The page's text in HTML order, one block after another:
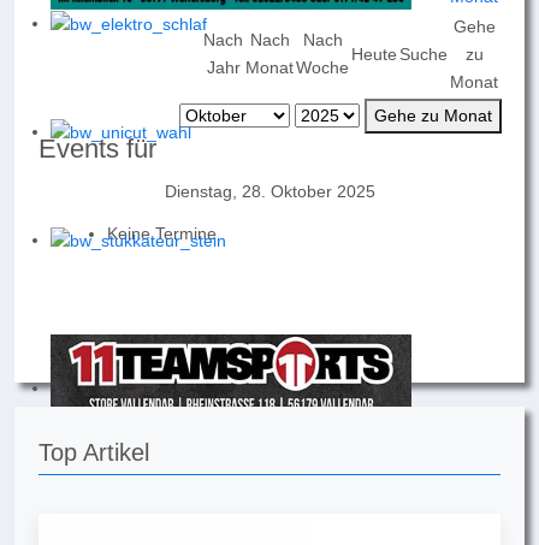
Nach
Jahr
Nach
Monat
Nach
Woche
Heute Suche
Gehe
zu
Monat
Gehe zu Monat
Events für
Dienstag, 28. Oktober 2025
Keine Termine
Top Artikel